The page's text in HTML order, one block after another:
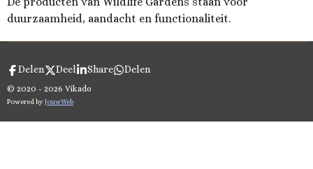
duurzaamheid, aandacht en functionaliteit.
Delen Deel Share Delen
© 2020 - 2026 Vikado
Powered byJouwWeb